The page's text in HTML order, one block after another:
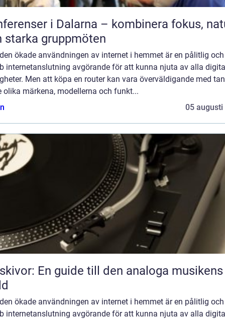
i Dalarna – kombinera fokus,
starka gruppmöten
ökade användningen av internet i hemmet är en pålitlig och
internetanslutning avgörande för att kunna njuta av alla
Men att köpa en router kan vara överväldigande med
olika märkena, modellerna och funkt...
05 augusti
En guide till den analoga musikens
ökade användningen av internet i hemmet är en pålitlig och
internetanslutning avgörande för att kunna njuta av alla